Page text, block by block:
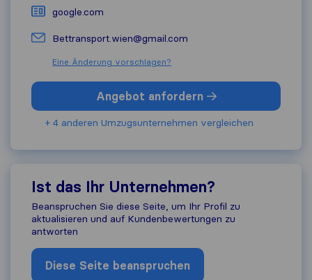
google.com
Bettransport.wien@gmail.com
Eine Änderung vorschlagen?
Angebot anfordern
+ 4 anderen Umzugs​unternehmen vergleichen
Ist das Ihr Unternehmen?
Beanspruchen Sie diese Seite, um Ihr Profil zu
aktualisieren und auf Kundenbewertungen zu
antworten
Diese Seite beanspruchen